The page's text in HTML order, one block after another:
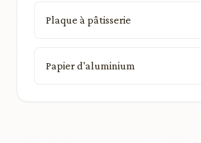
Plaque à pâtisserie
Papier d'aluminium